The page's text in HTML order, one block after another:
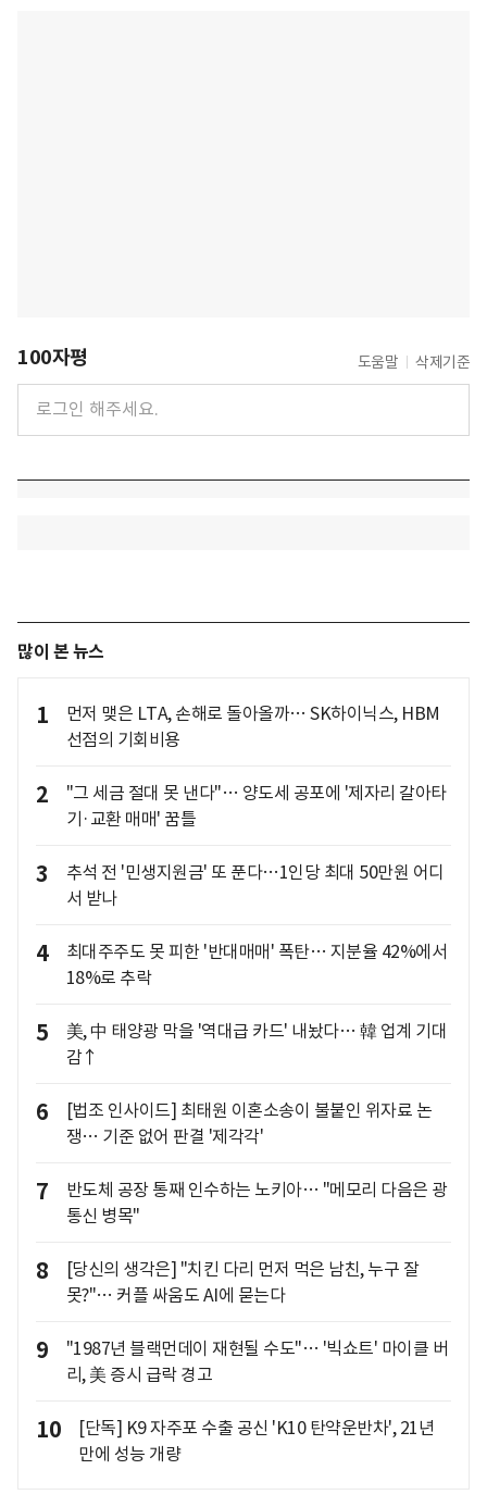
100자평 도움말 삭제기준
많이 본 뉴스
1
먼저 맺은 LTA, 손해로 돌아올까… SK하이닉스, HBM
선점의 기회비용
2
"그 세금 절대 못 낸다"… 양도세 공포에 '제자리 갈아타
기·교환 매매' 꿈틀
3
추석 전 '민생지원금' 또 푼다…1인당 최대 50만원 어디
서 받나
4
최대주주도 못 피한 '반대매매' 폭탄… 지분율 42%에서
18%로 추락
5
美, 中 태양광 막을 '역대급 카드' 내놨다… 韓 업계 기대
감↑
6
[법조 인사이드] 최태원 이혼소송이 불붙인 위자료 논
쟁… 기준 없어 판결 '제각각'
7
반도체 공장 통째 인수하는 노키아… "메모리 다음은 광
통신 병목"
8
[당신의 생각은] "치킨 다리 먼저 먹은 남친, 누구 잘
못?"… 커플 싸움도 AI에 묻는다
9
"1987년 블랙먼데이 재현될 수도"… '빅쇼트' 마이클 버
리, 美 증시 급락 경고
10
[단독] K9 자주포 수출 공신 'K10 탄약운반차', 21년
만에 성능 개량